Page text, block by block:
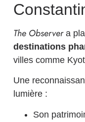
The Observera
destinations
villes comme
Une
lumière :
Son